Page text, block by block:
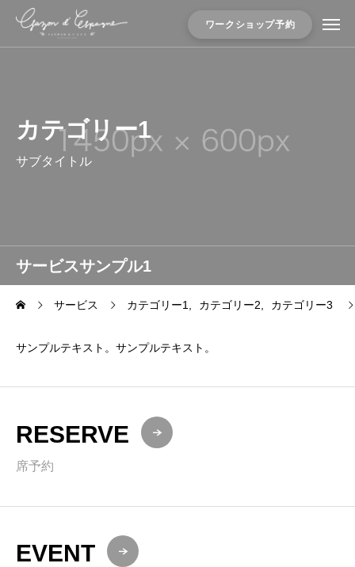
ワークショップ予約
サービスサンプル1
カテゴリー1
サブタイトル
サービス カテゴリー1 カテゴリー2 カテゴリー3
サンプルテキスト。サンプルテキスト。
RESERVE
席予約
EVENT